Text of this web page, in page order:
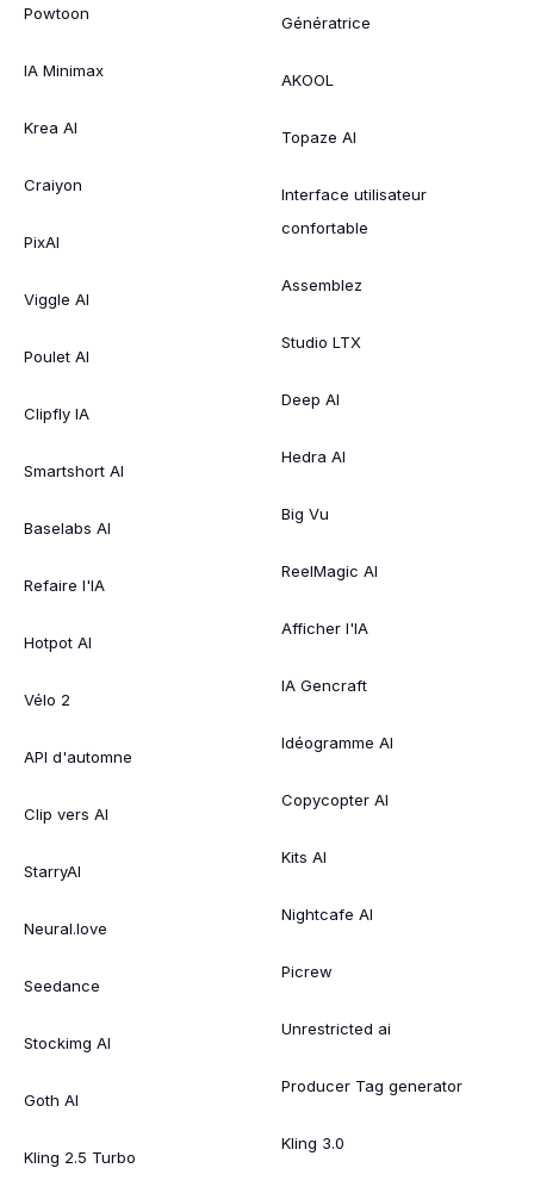
Powtoon
IA Minimax
Krea AI
Craiyon
PixAI
Viggle AI
Poulet AI
Clipfly IA
Smartshort AI
Baselabs AI
Refaire l'IA
Hotpot AI
Vélo 2
API d'automne
Clip vers AI
StarryAI
Neural.love
Seedance
Stockimg AI
Goth AI
Kling 2.5 Turbo
Génératrice
AKOOL
Topaze AI
Interface utilisateur
confortable
Assemblez
Studio LTX
Deep AI
Hedra AI
Big Vu
ReelMagic AI
Afficher l'IA
IA Gencraft
Idéogramme AI
Copycopter AI
Kits AI
Nightcafe AI
Picrew
Unrestricted ai
Producer Tag generator
Kling 3.0